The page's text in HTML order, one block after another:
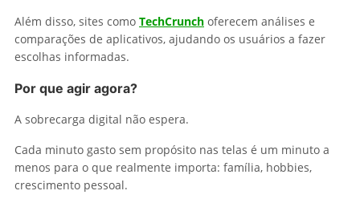
Além disso, sites como TechCrunch oferecem análises e
comparações de aplicativos, ajudando os usuários a fazer
escolhas informadas.
Por que agir agora?
A sobrecarga digital não espera.
Cada minuto gasto sem propósito nas telas é um minuto a
menos para o que realmente importa: família, hobbies,
crescimento pessoal.